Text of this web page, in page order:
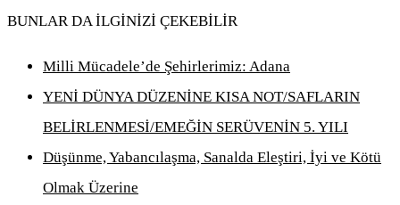
BUNLAR DA İLGİNİZİ ÇEKEBİLİR
Milli Mücadele’de Şehirlerimiz: Adana
YENİ DÜNYA DÜZENİNE KISA NOT/SAFLARIN
BELİRLENMESİ/EMEĞİN SERÜVENİN 5. YILI
Düşünme, Yabancılaşma, Sanalda Eleştiri, İyi ve Kötü
Olmak Üzerine